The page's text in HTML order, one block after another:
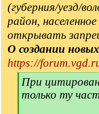
(губерния/уезд/
район,
открывать
О создании
https://
[
q
]
При
только ту